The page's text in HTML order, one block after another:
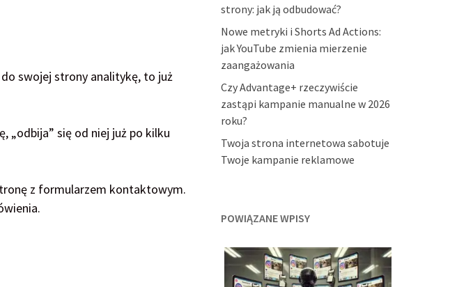
do swojej strony analitykę, to już
„odbija” się od niej już po kilku
z formularzem kontaktowym.
strony: jak ją odbudować?
Nowe metryki i Shorts Ad Actions:
jak YouTube zmienia mierzenie
zaangażowania
Czy Advantage+ rzeczywiście
zastąpi kampanie manualne w 2026
roku?
Twoja strona internetowa sabotuje
Twoje kampanie reklamowe
POWIĄZANE WPISY